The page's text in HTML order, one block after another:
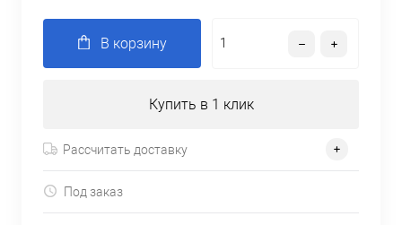
В корзину
Купить в 1 клик
Рассчитать доставку
Под заказ